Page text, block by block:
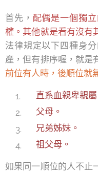
首先， 配偶是一個獨
權。其他就是看有沒有
法律規定以下四種身
產，但有排序喔，就是
前位有人時，後順位就
直系血親卑親屬
父母。
兄弟姊妹。
祖父母。
如果同一順位的人不止